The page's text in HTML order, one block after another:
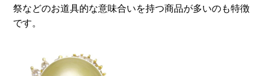
祭などのお道具的な意味合いを持つ商品が多いのも特徴
です。